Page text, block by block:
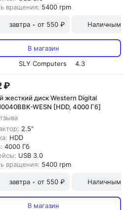
вращения: 5400 rpm
завтра • от 550 ₽ Наличными
В магазин
SLY Computers
4.3
₽
жесткий диск Western Digital
WESN [HDD, 4000 Гб]
2.5"
HDD
4000 Гб
USB 3.0
вращения: 5400 rpm
завтра • от 550 ₽ Наличными
В магазин